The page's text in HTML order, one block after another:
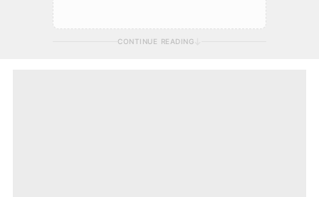
CONTINUE READING